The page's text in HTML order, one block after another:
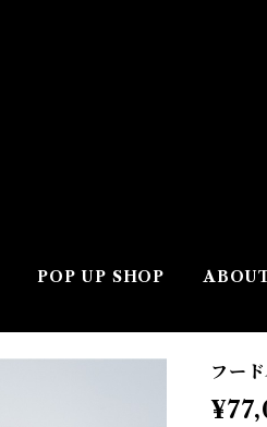
POP UP SHOP
フー